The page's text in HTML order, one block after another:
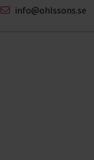
info@ohlssons.se